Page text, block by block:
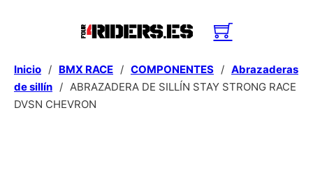
Inicio / BMX RACE / COMPONENTES / Abrazaderas
de sillín / ABRAZADERA DE SILLÍN STAY STRONG RACE
DVSN CHEVRON